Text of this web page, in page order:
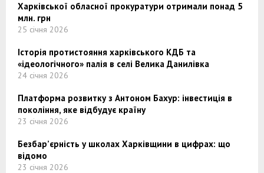
Харківської обласної прокуратури отримали понад 5
млн. грн
25 січня 2026
Історія протистояння харківського КДБ та
«ідеологічного» палія в селі Велика Данилівка
24 січня 2026
Платформа розвитку з Антоном Бахур: інвестиція в
покоління, яке відбудує країну
23 січня 2026
Безбар’єрність у школах Харківщини в цифрах: що
відомо
23 січня 2026